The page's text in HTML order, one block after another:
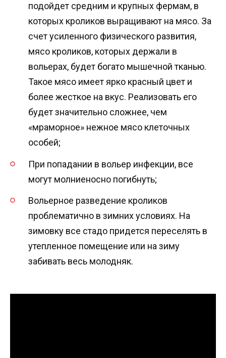
подойдет средним и крупных фермам, в
которых кроликов выращивают на мясо. За
счет усиленного физического развития,
мясо кроликов, которых держали в
вольерах, будет богато мышечной тканью.
Такое мясо имеет ярко красный цвет и
более жесткое на вкус. Реализовать его
будет значительно сложнее, чем
«мраморное» нежное мясо клеточных
особей;
При попадании в вольер инфекции, все
могут молниеносно погибнуть;
Вольерное разведение кроликов
проблематично в зимних условиях. На
зимовку все стадо придется переселять в
утепленное помещение или на зиму
забивать весь молодняк.